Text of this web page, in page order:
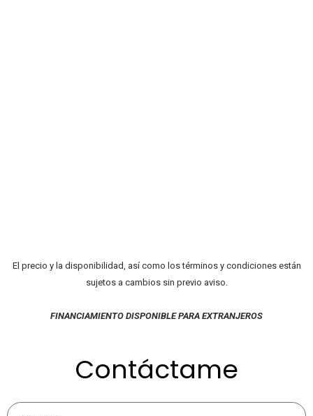
El precio y la disponibilidad, así como los términos y condiciones están
sujetos a cambios sin previo aviso.
FINANCIAMIENTO DISPONIBLE PARA EXTRANJEROS
Contáctame